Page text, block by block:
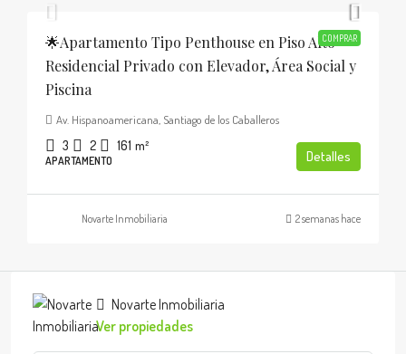
COMPRAR
🌟Apartamento Tipo Penthouse en Piso Alto
Residencial Privado con Elevador, Área Social y
Piscina
Av. Hispanoamericana, Santiago de los Caballeros
3 2 161 m²
APARTAMENTO Detalles
Novarte Inmobiliaria 2 semanas hace
Novarte Inmobiliaria
Ver propiedades